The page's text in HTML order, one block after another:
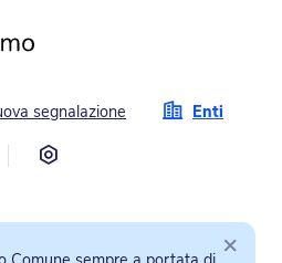
segnalazione
Enti
×